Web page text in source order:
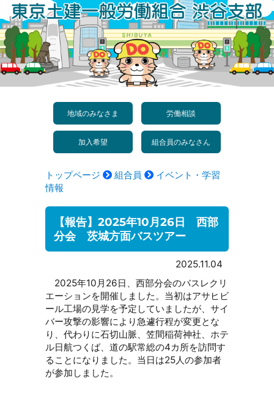
ン
テ
ン
ツ
地域のみなさま 労働相談
加入希望 組合員のみなさん
トップページ 組合員
イベント・学習
情報
【報告】2025年10月26日 西部
分会 茨城方面バスツアー
2025.11.04
2025年10月26日、西部分会のバスレクリ
エーションを開催しました。当初はアサヒビ
ール工場の見学を予定していましたが、サイ
バー攻撃の影響により急遽行程が変更とな
り、代わりに石切山脈、笠間稲荷神社、ホテ
ル日航つくば、道の駅常総の4カ所を訪問す
ることになりました。当日は25人の参加者
が参加しました。